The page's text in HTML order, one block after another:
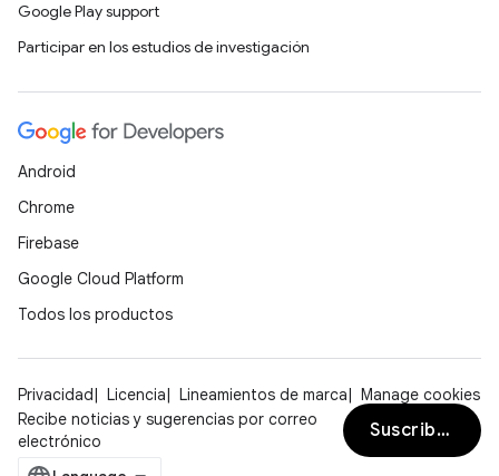
Google Play support
Participar en los estudios de investigación
Android
Chrome
Firebase
Google Cloud Platform
Todos los productos
Privacidad Licencia Lineamientos de marca
Manage cookies
Recibe noticias y sugerencias por correo
electrónico
Suscribirse